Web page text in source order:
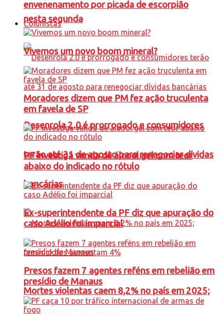
nesta segunda
Desenrola 2.0 é prorrogado e consumidores
terão até 31 de agosto para renegociar dívidas
bancárias
Mortes violentas caem 8,2% no país em 2025;
envenenamento por picada de escorpião
Colunistas
Vivemos um novo boom mineral?
Moradores dizem que PM fez ação truculenta
em favela de SP
PF investiga venda de álcool gel com teor
abaixo do indicado no rótulo
Ex-superintendente da PF diz que apuração do
caso Adélio foi imparcial
Presos fazem 7 agentes reféns em rebelião em
presídio de Manaus